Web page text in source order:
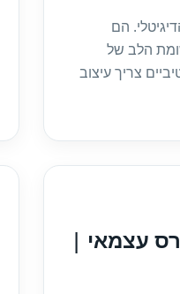
הם
הלב של
צריך עיצוב
עצמאי |